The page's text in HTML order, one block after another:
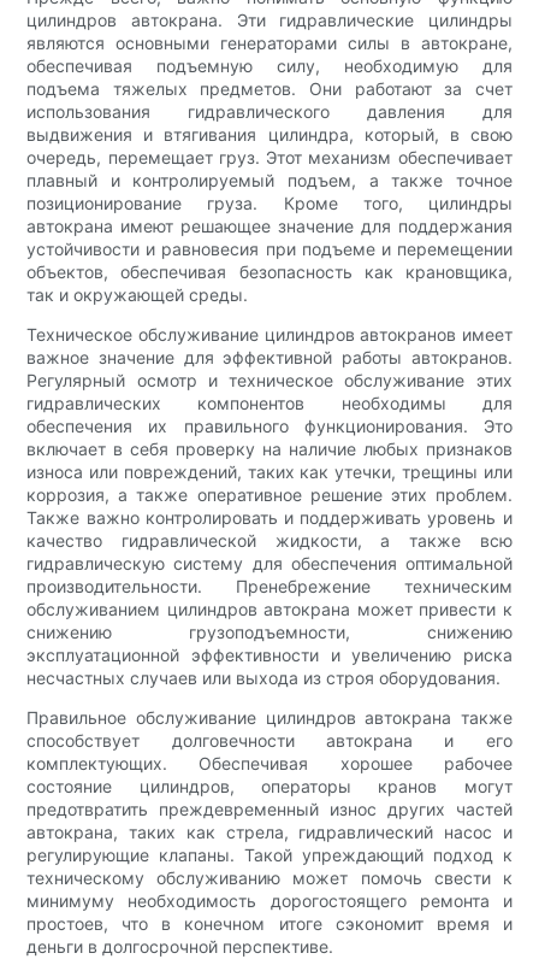
цилиндров автокрана. Эти гидравлические цилиндры
являются основными генераторами силы в автокране,
обеспечивая подъемную силу, необходимую для
подъема тяжелых предметов. Они работают за счет
использования гидравлического давления для
выдвижения и втягивания цилиндра, который, в свою
очередь, перемещает груз. Этот механизм обеспечивает
плавный и контролируемый подъем, а также точное
позиционирование груза. Кроме того, цилиндры
автокрана имеют решающее значение для поддержания
устойчивости и равновесия при подъеме и перемещении
объектов, обеспечивая безопасность как крановщика,
так и окружающей среды.
Техническое обслуживание цилиндров автокранов имеет
важное значение для эффективной работы автокранов.
Регулярный осмотр и техническое обслуживание этих
гидравлических компонентов необходимы для
обеспечения их правильного функционирования. Это
включает в себя проверку на наличие любых признаков
износа или повреждений, таких как утечки, трещины или
коррозия, а также оперативное решение этих проблем.
Также важно контролировать и поддерживать уровень и
качество гидравлической жидкости, а также всю
гидравлическую систему для обеспечения оптимальной
производительности. Пренебрежение техническим
обслуживанием цилиндров автокрана может привести к
снижению грузоподъемности, снижению
эксплуатационной эффективности и увеличению риска
несчастных случаев или выхода из строя оборудования.
Правильное обслуживание цилиндров автокрана также
способствует долговечности автокрана и его
комплектующих. Обеспечивая хорошее рабочее
состояние цилиндров, операторы кранов могут
предотвратить преждевременный износ других частей
автокрана, таких как стрела, гидравлический насос и
регулирующие клапаны. Такой упреждающий подход к
техническому обслуживанию может помочь свести к
минимуму необходимость дорогостоящего ремонта и
простоев, что в конечном итоге сэкономит время и
деньги в долгосрочной перспективе.